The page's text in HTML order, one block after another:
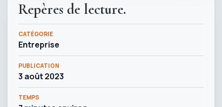
Repères de lecture.
CATÉGORIE
Entreprise
PUBLICATION
3 août 2023
TEMPS